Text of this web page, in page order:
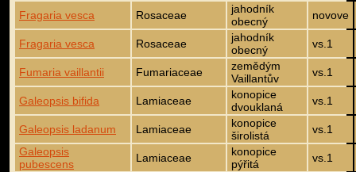
Fragaria vesca Rosaceae
jahodník
obecný
novove
Fragaria vesca Rosaceae
jahodník
obecný
vs.1
Fumaria vaillantii Fumariaceae
zemědým
Vaillantův
vs.1
Galeopsis bifida Lamiaceae
konopice
dvouklaná
vs.1
Galeopsis ladanum Lamiaceae
konopice
širolistá
vs.1
Galeopsis
pubescens
Lamiaceae
konopice
pýřitá
vs.1